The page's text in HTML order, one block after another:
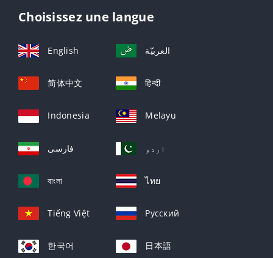
Choisissez une langue
English العربيّة
简体中文 हिन्दी
Indonesia Melayu
فارسی اردو
বাংলা ไทย
Tiếng Việt Русский
한국어 日本語